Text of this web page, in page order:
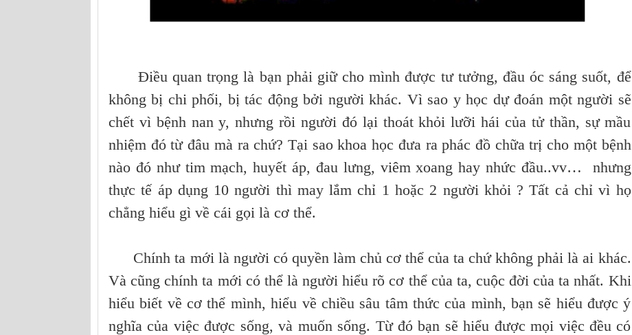
Điều quan trọng là bạn phải giữ cho mình được tư tưởng, đầu óc sáng suốt, để
không bị chi phối, bị tác động bởi người khác. Vì sao y học dự đoán một người sẽ
chết vì bệnh nan y, nhưng rồi người đó lại thoát khỏi lưỡi hái của tử thần, sự mầu
nhiệm đó từ đâu mà ra chứ? Tại sao khoa học đưa ra phác đồ chữa trị cho một bệnh
nào đó như tim mạch, huyết áp, đau lưng, viêm xoang hay nhức đầu..vv… nhưng
thực tế áp dụng 10 người thì may lắm chỉ 1 hoặc 2 người khỏi ? Tất cả chỉ vì họ
chẳng hiểu gì về cái gọi là cơ thể.
Chính ta mới là người có quyền làm chủ cơ thể của ta chứ không phải là ai khác.
Và cũng chính ta mới có thể là người hiểu rõ cơ thể của ta, cuộc đời của ta nhất. Khi
hiểu biết về cơ thể mình, hiểu về chiều sâu tâm thức của mình, bạn sẽ hiểu được ý
nghĩa của việc được sống, và muốn sống. Từ đó bạn sẽ hiểu được mọi việc đều có